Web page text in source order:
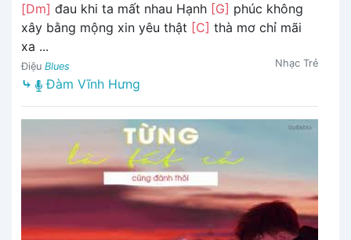
[Dm] đau khi ta mất nhau Hạnh [G] phúc không
xây bằng mộng xin yêu thật [C] thà mơ chỉ mãi
xa ...
Điệu Blues Nhạc Trẻ
⤷ Đàm Vĩnh Hưng